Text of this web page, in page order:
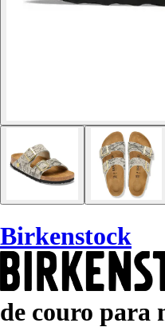
Birkenstock
de couro para